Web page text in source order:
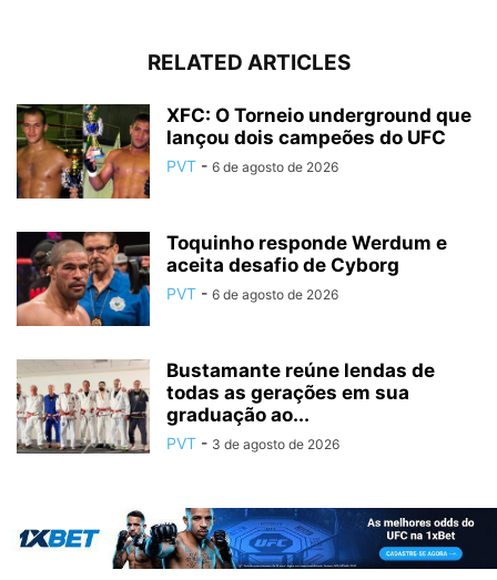
RELATED ARTICLES
XFC: O Torneio underground que
lançou dois campeões do UFC
PVT - 6 de agosto de 2026
Toquinho responde Werdum e
aceita desafio de Cyborg
PVT - 6 de agosto de 2026
Bustamante reúne lendas de
todas as gerações em sua
graduação ao...
PVT - 3 de agosto de 2026